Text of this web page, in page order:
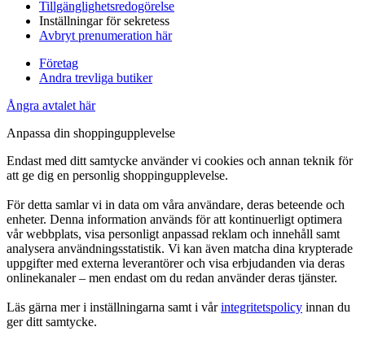
Tillgänglighetsredogörelse
Inställningar för sekretess
Avbryt prenumeration här
Företag
Andra trevliga butiker
Ångra avtalet här
Anpassa din shoppingupplevelse
Endast med ditt samtycke använder vi cookies och annan teknik för
att ge dig en personlig shoppingupplevelse.
För detta samlar vi in data om våra användare, deras beteende och
enheter. Denna information används för att kontinuerligt optimera
vår webbplats, visa personligt anpassad reklam och innehåll samt
analysera användningsstatistik. Vi kan även matcha dina krypterade
uppgifter med externa leverantörer och visa erbjudanden via deras
onlinekanaler – men endast om du redan använder deras tjänster.
Läs gärna mer i inställningarna samt i vårintegritetspolicy innan du
ger ditt samtycke.